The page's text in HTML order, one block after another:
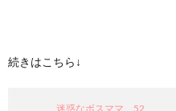
続きはこちら↓
迷惑なボスママ 52